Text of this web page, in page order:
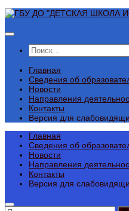
Перейти
содержимому
Найти:
Главная
Сведения об
Новости
Направления
Контакты
Версия для
Главная
Сведения об
Новости
Направления
Контакты
Версия для